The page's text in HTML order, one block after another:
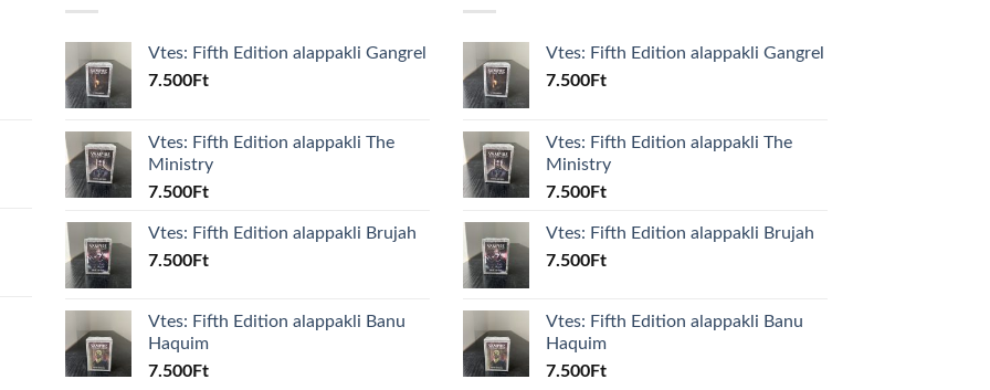
Vtes: Fifth Edition alappakli Gangrel
7.500Ft
Vtes: Fifth Edition alappakli The
Ministry
7.500Ft
Vtes: Fifth Edition alappakli Brujah
7.500Ft
Vtes: Fifth Edition alappakli Banu
Haquim
7.500Ft
Vtes: Fifth Edition alappakli Gangrel
7.500Ft
Vtes: Fifth Edition alappakli The
Ministry
7.500Ft
Vtes: Fifth Edition alappakli Brujah
7.500Ft
Vtes: Fifth Edition alappakli Banu
Haquim
7.500Ft